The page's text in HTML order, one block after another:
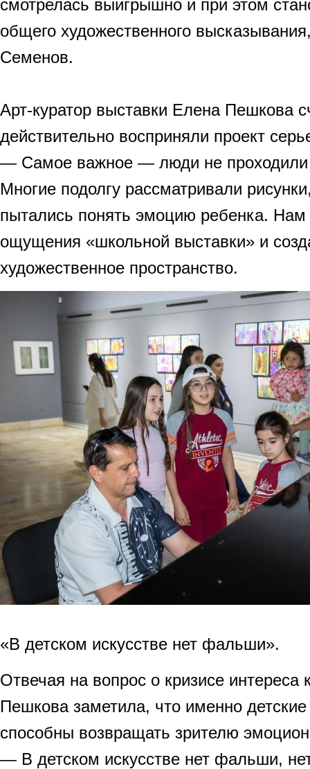
смотрелась выигрышно и при этом
общего художественного
Семенов.
Арт-куратор выставки Елена Пешкова
действительно восприняли проект
— Самое важное — люди не
Многие подолгу рассматривали
пытались понять эмоцию ребенка. Нам
ощущения «школьной выставки» и
художественное пространство.
«В детском искусстве нет фальши».
Отвечая на вопрос о кризисе интереса
Пешкова заметила, что именно детские
способны возвращать зрителю
— В детском искусстве нет фальши,